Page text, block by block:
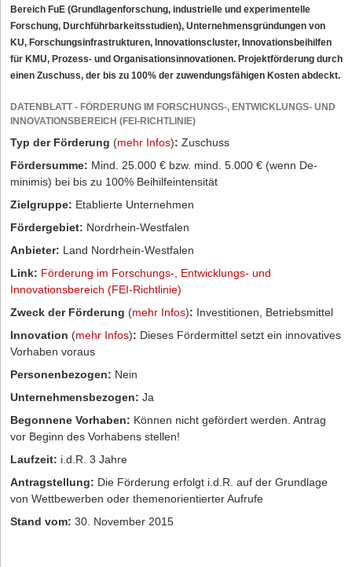
Bereich FuE (Grundlagenforschung, industrielle und experimentelle
Forschung, Durchführbarkeitsstudien), Unternehmensgründungen von
KU, Forschungsinfrastrukturen, Innovationscluster, Innovationsbeihilfen
für KMU, Prozess- und Organisationsinnovationen. Projektförderung durch
einen Zuschuss, der bis zu 100% der zuwendungsfähigen Kosten abdeckt.
DATENBLATT - FÖRDERUNG IM FORSCHUNGS-, ENTWICKLUNGS- UND
INNOVATIONSBEREICH (FEI-RICHTLINIE)
Typ der Förderung (mehr Infos): Zuschuss
Fördersumme: Mind. 25.000 € bzw. mind. 5.000 € (wenn De-
minimis) bei bis zu 100% Beihilfeintensität
Zielgruppe: Etablierte Unternehmen
Fördergebiet: Nordrhein-Westfalen
Anbieter: Land Nordrhein-Westfalen
Link: Förderung im Forschungs-, Entwicklungs- und
Innovationsbereich (FEI-Richtlinie)
Zweck der Förderung (mehr Infos): Investitionen, Betriebsmittel
Innovation (mehr Infos): Dieses Fördermittel setzt ein innovatives
Vorhaben voraus
Personenbezogen: Nein
Unternehmensbezogen: Ja
Begonnene Vorhaben: Können nicht gefördert werden. Antrag
vor Beginn des Vorhabens stellen!
Laufzeit: i.d.R. 3 Jahre
Antragstellung: Die Förderung erfolgt i.d.R. auf der Grundlage
von Wettbewerben oder themenorientierter Aufrufe
Stand vom: 30. November 2015